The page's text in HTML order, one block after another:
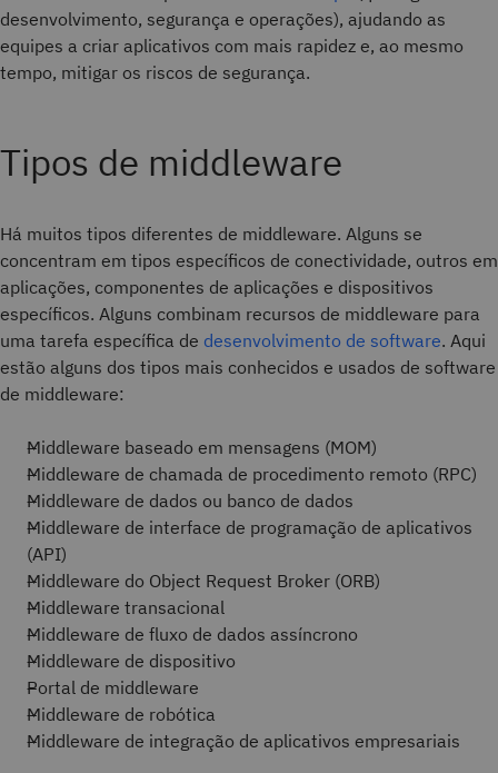
desenvolvimento, segurança e operações), ajudando as
equipes a criar aplicativos com mais rapidez e, ao mesmo
tempo, mitigar os riscos de segurança.
Tipos de middleware
Há muitos tipos diferentes de middleware. Alguns se
concentram em tipos específicos de conectividade, outros em
aplicações, componentes de aplicações e dispositivos
específicos. Alguns combinam recursos de middleware para
uma tarefa específica de desenvolvimento de software. Aqui
estão alguns dos tipos mais conhecidos e usados de software
de middleware:
Middleware baseado em mensagens (MOM)
Middleware de chamada de procedimento remoto (RPC)
Middleware de dados ou banco de dados
Middleware de interface de programação de aplicativos
(API)
Middleware do Object Request Broker (ORB)
Middleware transacional
Middleware de fluxo de dados assíncrono
Middleware de dispositivo
Portal de middleware
Middleware de robótica
Middleware de integração de aplicativos empresariais